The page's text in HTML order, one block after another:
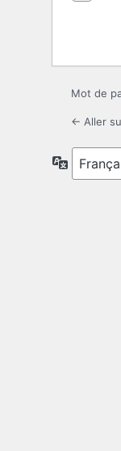
Mot de
← Aller
Langue